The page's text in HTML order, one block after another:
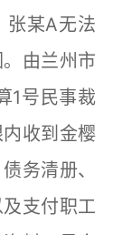
张某A无法
由兰州市
1号民事裁
收到金樱
务清册、
支付职工